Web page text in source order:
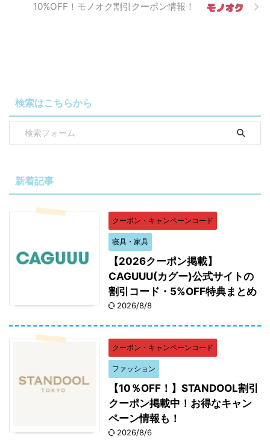
10%OFF！モノオク割引クーポン情報！
検索はこちらから
新着記事
クーポン・キャンペーンコード
寝具・家具
【2026クーポン掲載】
CAGUUU(カグー)公式サイトの
割引コード・5%OFF特典まとめ
2026/8/8
クーポン・キャンペーンコード
ファッション
【10％OFF！】STANDOOL割引
クーポン掲載中！お得なキャン
ペーン情報も！
2026/8/6